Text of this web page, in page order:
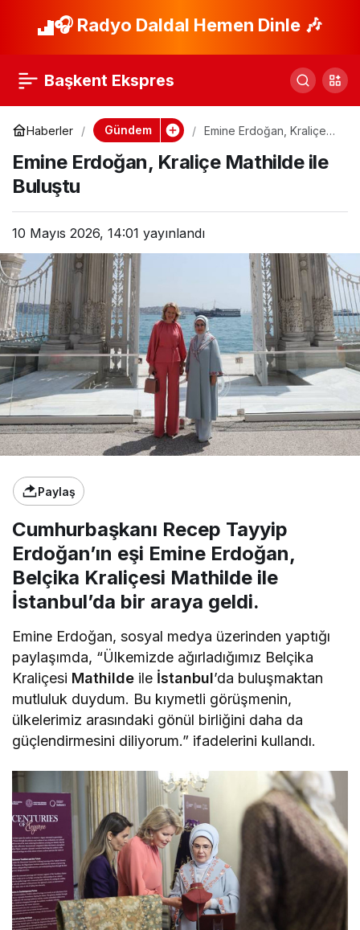
🎧 Radyo Daldal Hemen Dinle 🎶
Başkent Ekspres
Haberler Gündem
Emine Erdoğan, Kraliçe
Emine Erdoğan, Kraliçe Mathilde ile
Buluştu
10 Mayıs 2026, 14:01 yayınlandı
Paylaş
Cumhurbaşkanı Recep Tayyip
Erdoğan’ın eşi Emine Erdoğan,
Belçika Kraliçesi Mathilde ile
İstanbul’da bir araya geldi.
Emine Erdoğan, sosyal medya üzerinden yaptığı
paylaşımda, “Ülkemizde ağırladığımız Belçika
Kraliçesi Mathilde ile İstanbul’da buluşmaktan
mutluluk duydum. Bu kıymetli görüşmenin,
ülkelerimiz arasındaki gönül birliğini daha da
güçlendirmesini diliyorum.” ifadelerini kullandı.
İstanbul’da Bahar Paylaş